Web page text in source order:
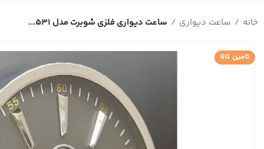
خانه ساعت دیواری ساعت دیواری فلزی شوبرت مدل 531...
تامین کالا